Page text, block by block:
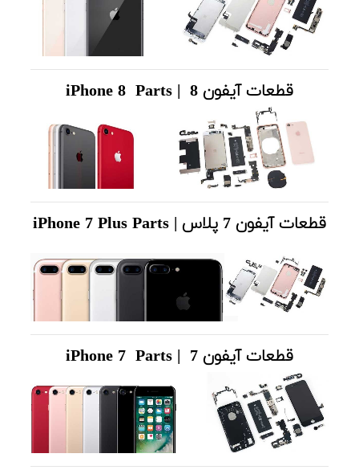
قطعات آیفون 8 | iPhone 8 Parts
قطعات آیفون 7 پلاس | iPhone 7 Plus Parts
قطعات آیفون 7 | iPhone 7 Parts